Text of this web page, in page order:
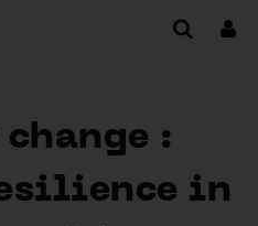
change :
in